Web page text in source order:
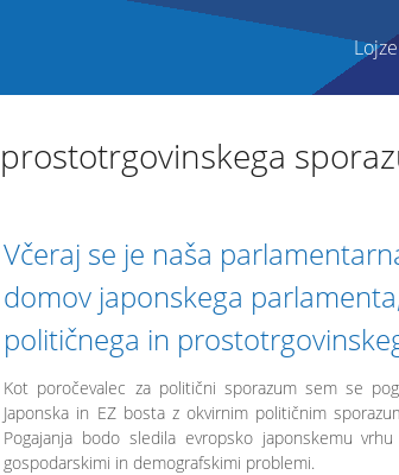
Včeraj se je naša
domov japonskega
političnega in
Kot poročevalec za politični sporazum sem se
Japonska in EZ bosta z okvirnim političnim
Pogajanja bodo sledila evropsko japonskemu
gospodarskimi in demografskimi problemi.